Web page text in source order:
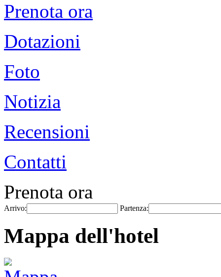
Prenota ora
Dotazioni
Foto
Notizia
Recensioni
Contatti
Prenota ora
Arrivo: Partenza:
Mappa dell'hotel